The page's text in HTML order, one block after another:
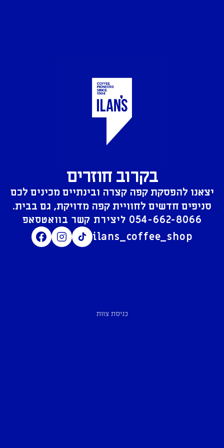
בקרוב חוזרים
יצאנו להפסקת קפה קצרה ובינתיים מכינים לכם
סניפים חדשים לחוויית קפה מדויקת, גם בבית.
054-662-8066
ilans_coffee_shop
כניסת צוות